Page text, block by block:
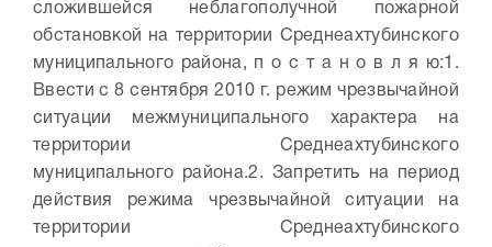
сложившейся неблагополучной пожарной
обстановкой на территории Среднеахтубинского
муниципального района, п о с т а н о в л я ю: 1.
Ввести с 8 сентября 2010 г. режим чрезвычайной
ситуации межмуниципального характера на
территории Среднеахтубинского
муниципального района.2. Запретить на период
действия режима чрезвычайной ситуации на
территории Среднеахтубинского